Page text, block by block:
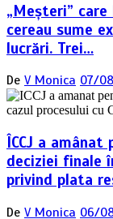
„Meșteri”
cereau sume
lucrări. Trei…
De V Monica 07/
ÎCCJ a
deciziei finale
privind plata
De V Monica 06/